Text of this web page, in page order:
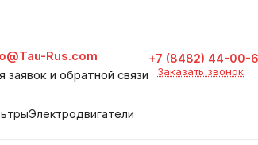
Rus.com
заявок и обратной связи
+7 (8482) 44-00-
Заказать звонок
Электродвигатели